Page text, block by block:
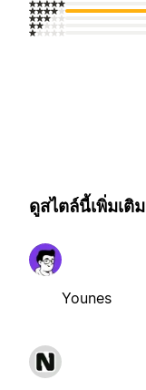
ดูสไตล์นี้เพิ่มเติม
Younes